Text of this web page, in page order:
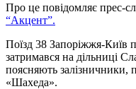
Про це повідомляє прес-
“Акцент”.
Поїзд 38 Запоріжжя-Київ
затримався на дільниці
поясняють залізничники,
«Шахеда».